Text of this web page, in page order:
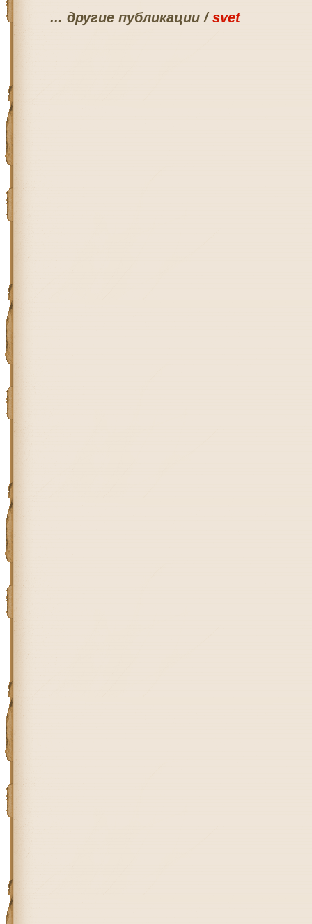
... другие публикации / svet